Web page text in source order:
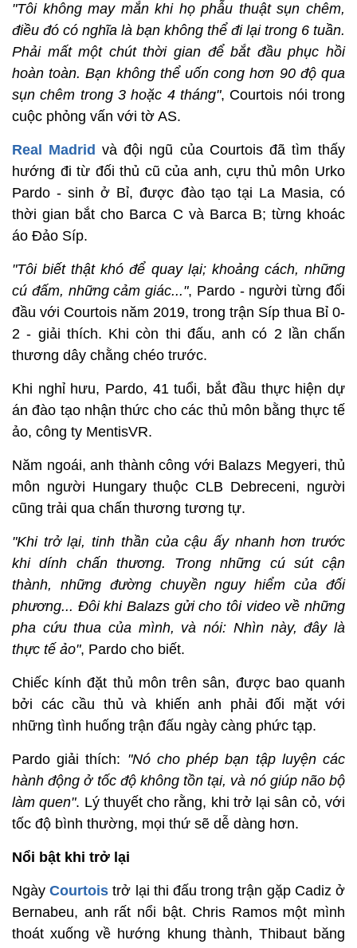
"Tôi không may mắn khi họ phẫu thuật sụn chêm,
điều đó có nghĩa là bạn không thể đi lại trong 6 tuần.
Phải mất một chút thời gian để bắt đầu phục hồi
hoàn toàn. Bạn không thể uốn cong hơn 90 độ qua
sụn chêm trong 3 hoặc 4 tháng", Courtois nói trong
cuộc phỏng vấn với tờ AS.
Real Madrid và đội ngũ của Courtois đã tìm thấy
hướng đi từ đối thủ cũ của anh, cựu thủ môn Urko
Pardo - sinh ở Bỉ, được đào tạo tại La Masia, có
thời gian bắt cho Barca C và Barca B; từng khoác
áo Đảo Síp.
"Tôi biết thật khó để quay lại; khoảng cách, những
cú đấm, những cảm giác...", Pardo - người từng đối
đầu với Courtois năm 2019, trong trận Síp thua Bỉ 0-
2 - giải thích. Khi còn thi đấu, anh có 2 lần chấn
thương dây chằng chéo trước.
Khi nghỉ hưu, Pardo, 41 tuổi, bắt đầu thực hiện dự
án đào tạo nhận thức cho các thủ môn bằng thực tế
ảo, công ty MentisVR.
Năm ngoái, anh thành công với Balazs Megyeri, thủ
môn người Hungary thuộc CLB Debreceni, người
cũng trải qua chấn thương tương tự.
"Khi trở lại, tinh thần của cậu ấy nhanh hơn trước
khi dính chấn thương. Trong những cú sút cận
thành, những đường chuyền nguy hiểm của đối
phương... Đôi khi Balazs gửi cho tôi video về những
pha cứu thua của mình, và nói: Nhìn này, đây là
thực tế ảo", Pardo cho biết.
Chiếc kính đặt thủ môn trên sân, được bao quanh
bởi các cầu thủ và khiến anh phải đối mặt với
những tình huống trận đấu ngày càng phức tạp.
Pardo giải thích: "Nó cho phép bạn tập luyện các
hành động ở tốc độ không tồn tại, và nó giúp não bộ
làm quen". Lý thuyết cho rằng, khi trở lại sân cỏ, với
tốc độ bình thường, mọi thứ sẽ dễ dàng hơn.
Nổi bật khi trở lại
NgàyCourtois trở lại thi đấu trong trận gặp Cadiz ở
Bernabeu, anh rất nổi bật. Chris Ramos một mình
thoát xuống về hướng khung thành, Thibaut băng